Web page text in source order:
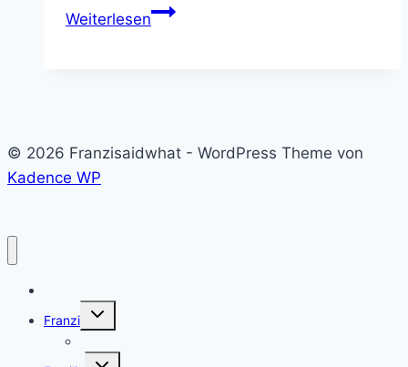
WeiterlesenDer
–
© 2026 Franzisaidwhat - WordPress Theme von
Kadence WP
Franzi
Untermenü
Untermenü